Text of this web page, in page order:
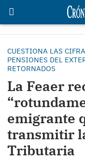
CUESTIONA LAS
PENSIONES DEL
RETORNADOS
La Feaer
emigrante
transmitir
Tributaria